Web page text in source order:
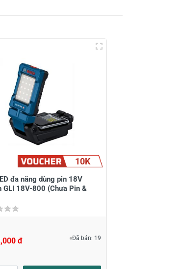
10K
đa năng dùng pin 18V
GLI 18V-800 (Chưa Pin &
đ Đã bán: 19